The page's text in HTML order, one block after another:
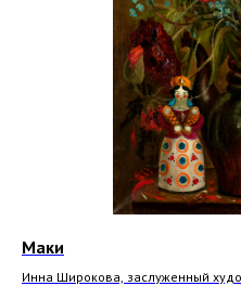
Маки
Инна Широкова, заслуженный